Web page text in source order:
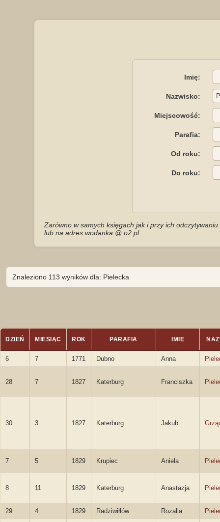
Imię:
Nazwisko:
Miejscowość:
Parafia:
Od roku:
Do roku:
Zarówno w samych księgach jak i przy ich
lub na adres wodanka @ o2.pl
Znaleziono 113 wyników dla: Pielecka
DZIEŃ MIESIĄC ROK PARAFIA IMIĘ
6 7 1771 Dubno Anna
28 7 1827 Katerburg Franciszka
30 3 1827 Katerburg Jakub
7 5 1829 Krupiec Aniela
8 11 1829 Katerburg Anastazja
29 4 1829 Radziwiłłów Rozalia